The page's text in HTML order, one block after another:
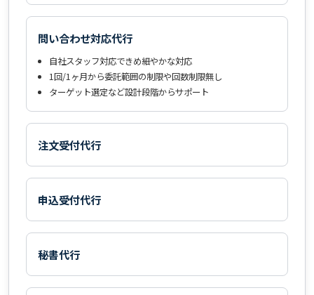
問い合わせ対応代行
自社スタッフ対応できめ細やかな対応
1回/1ヶ月から委託範囲の制限や回数制限無し
ターゲット選定など設計段階からサポート
注文受付代行
申込受付代行
秘書代行